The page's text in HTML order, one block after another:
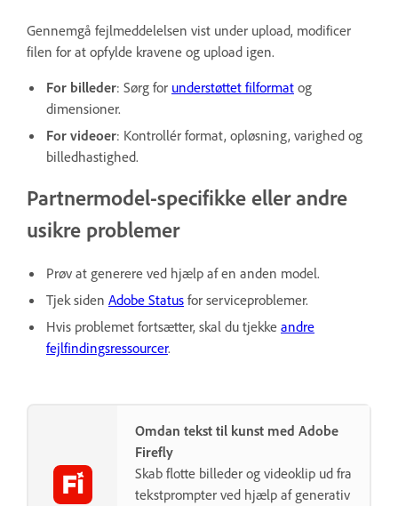
Gennemgå fejlmeddelelsen vist under upload, modificer
filen for at opfylde kravene og upload igen.
For billeder: Sørg for understøttet filformat og
dimensioner.
For videoer: Kontrollér format, opløsning, varighed og
billedhastighed.
Partnermodel-specifikke eller andre
usikre problemer
Prøv at generere ved hjælp af en anden model.
Tjek siden Adobe Status for serviceproblemer.
Hvis problemet fortsætter, skal du tjekke andre
fejlfindingsressourcer.
Omdan tekst til kunst med Adobe
Firefly
Skab flotte billeder og videoklip ud fra
tekstprompter ved hjælp af generativ